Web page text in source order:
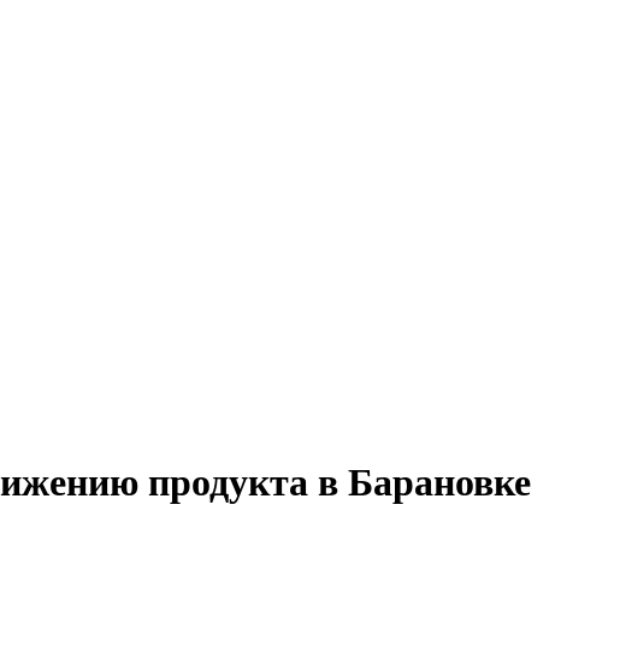
продукта в Барановке